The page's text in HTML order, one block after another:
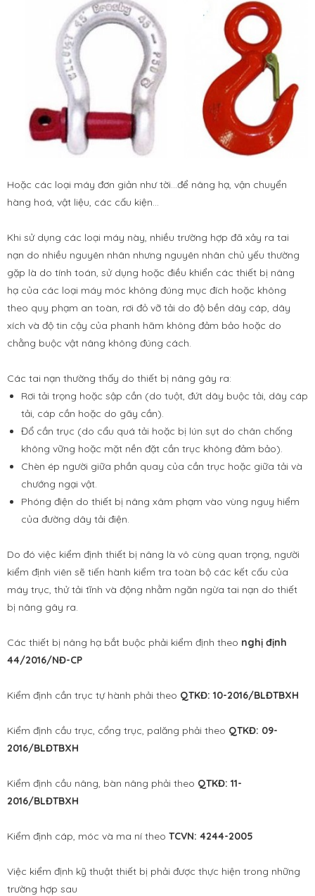
Hoặc các loại máy đơn giản như tời...để nâng hạ, vận chuyển
hàng hoá, vật liệu, các cấu kiện...
Khi sử dụng các loại máy này, nhiều trường hợp đã xảy ra tai
nạn do nhiều nguyên nhân nhưng nguyên nhân chủ yếu thường
gặp là do tính toán, sử dụng hoặc điều khiển các thiết bị nâng
hạ của các loại máy móc không đúng mục đích hoặc không
theo quy phạm an toàn, rơi đỏ vỡ tải do độ bền dây cáp, dây
xích và độ tin cậy của phanh hãm không đảm bảo hoặc do
chằng buộc vật nâng không đúng cách.
Các tai nạn thường thấy do thiết bị nâng gây ra:
Rơi tải trọng hoặc sập cần (do tuột, đứt dây buộc tải, dây cáp
tải, cáp cần hoặc do gãy cần).
Đổ cần trục (do cẩu quá tải hoặc bị lún sụt do chân chống
không vững hoặc mặt nền đặt cần trục không đảm bảo).
Chèn ép người giữa phần quay của cần trục hoặc giữa tải và
chướng ngại vật.
Phóng điện do thiết bị nâng xâm phạm vào vùng nguy hiểm
của đường dây tải điện.
Do đó việc kiểm định thiết bị nâng là vô cùng quan trọng, người
kiểm định viên sẽ tiến hành kiểm tra toàn bộ các kết cấu của
máy trục, thử tải tĩnh và động nhằm ngăn ngừa tai nạn do thiết
bị nâng gây ra.
Các thiết bị nâng hạ bắt buộc phải kiểm định theo nghị định
44/2016/NĐ-CP
Kiểm định cần trục tự hành phải theo QTKĐ: 10-2016/BLĐTBXH
Kiểm định cầu trục, cổng trục, palăng phải theo QTKĐ: 09-
2016/BLĐTBXH
Kiểm định cầu nâng, bàn nâng phải theo QTKĐ: 11-
2016/BLĐTBXH
Kiểm định cáp, móc và ma ní theo TCVN: 4244-2005
Việc kiểm định kỹ thuật thiết bị phải được thực hiện trong những
trường hợp sau